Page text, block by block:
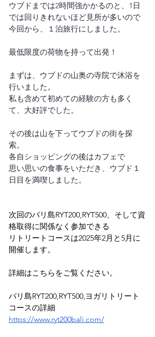
ウブドまでは2時間強かかるのと、1日
では回りきれないほど見所が多いので
今回から、１泊旅行にしました。
最低限度の荷物を持って出発！
まずは、ウブドの山奥の寺院で沐浴を
行いました。
私も含めて初めての経験の方も多く
て、大好評でした。
その後は山を下ってウブドの街を探
索。
各自ショッピングの後はカフェで
思い思いの食事をいただき、ウブド１
日目を満喫しました。
次回のバリ島RYT200,RYT500、そして資
格取得に関係なく参加できる
リトリートコースは2025年2月と5月に
開催します。
詳細はこちらをご覧ください。
バリ島RYT200,RYT500,ヨガリトリート
コースの詳細
https://www.ryt200bali.com/